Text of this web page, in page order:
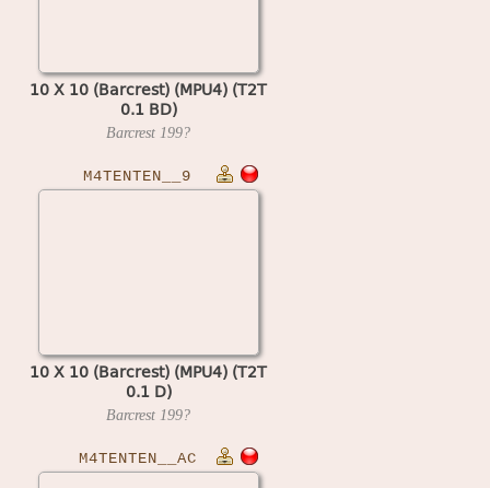
10 X 10 (Barcrest) (MPU4) (T2T
0.1 BD)
Barcrest 199?
M4TENTEN__9
10 X 10 (Barcrest) (MPU4) (T2T
0.1 D)
Barcrest 199?
M4TENTEN__AC